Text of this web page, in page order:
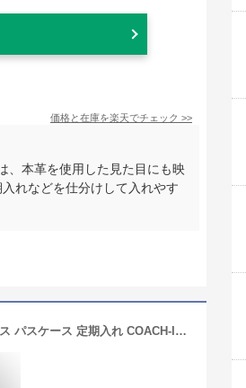
価格と在庫を楽天でチェック >>
、本革を使用した見た目にも映
れなどを仕分けして入れやす
コーチ COACH カードケース レディース ネックストラップ IDケース パスケース 定期入れ COACH-IDHOLDER-L1 【ネコポス】 ブランド 人気